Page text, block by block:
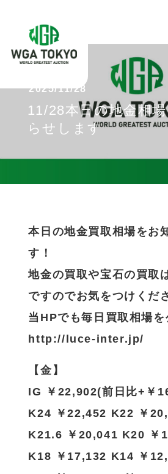
2025/11/28
11/28本日の地金相
らせします
本日の地金買取相場をお
す！
地金の買取や宝石の買取
ですのでお気をつけくだ
当HPでも毎日買取相場を
http://luce-inter.jp/
【金】
IG ￥22,902(前日比+￥16
K24 ￥22,452 K22 ￥
K21.6 ￥20,041 K20 ￥
K18 ￥17,132 K14 ￥